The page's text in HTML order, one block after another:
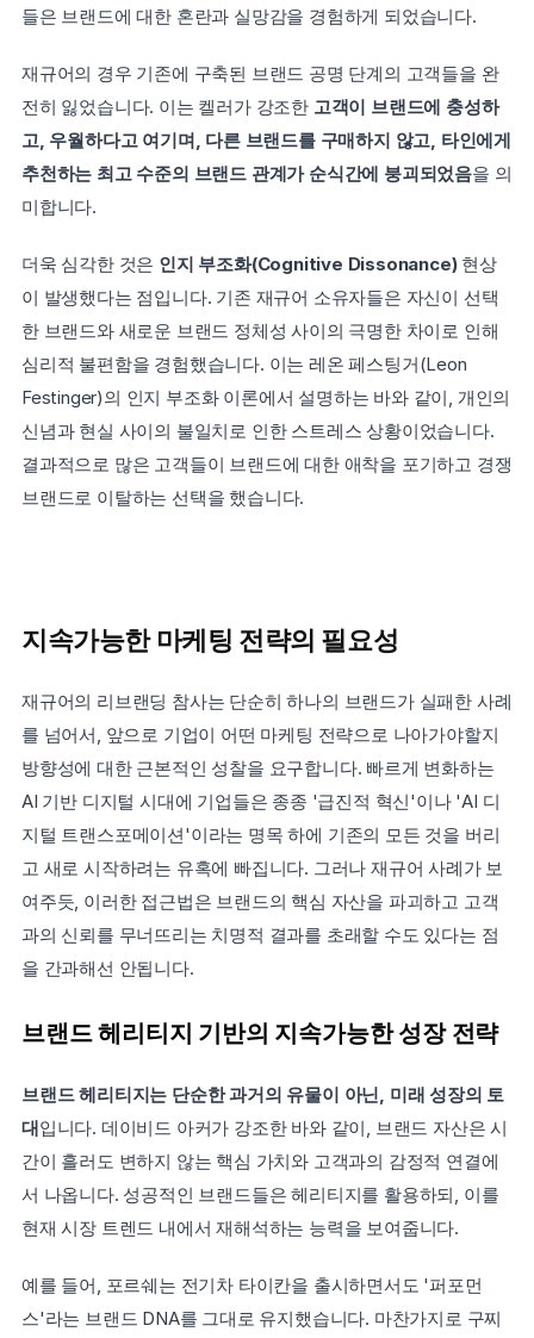
들은 브랜드에 대한 혼란과 실망감을 경험하게 되었습니다.
재규어의 경우 기존에 구축된 브랜드 공명 단계의 고객들을 완
전히 잃었습니다. 이는 켈러가 강조한 고객이 브랜드에 충성하
고, 우월하다고 여기며, 다른 브랜드를 구매하지 않고, 타인에게
추천하는 최고 수준의 브랜드 관계가 순식간에 붕괴되었음을 의
미합니다.
더욱 심각한 것은 인지 부조화(Cognitive Dissonance) 현상
이 발생했다는 점입니다. 기존 재규어 소유자들은 자신이 선택
한 브랜드와 새로운 브랜드 정체성 사이의 극명한 차이로 인해
심리적 불편함을 경험했습니다. 이는 레온 페스팅거(Leon
Festinger)의 인지 부조화 이론에서 설명하는 바와 같이, 개인의
신념과 현실 사이의 불일치로 인한 스트레스 상황이었습니다.
결과적으로 많은 고객들이 브랜드에 대한 애착을 포기하고 경쟁
브랜드로 이탈하는 선택을 했습니다.
지속가능한 마케팅 전략의 필요성
재규어의 리브랜딩 참사는 단순히 하나의 브랜드가 실패한 사례
를 넘어서, 앞으로 기업이 어떤 마케팅 전략으로 나아가야할지
방향성에 대한 근본적인 성찰을 요구합니다. 빠르게 변화하는
AI 기반 디지털 시대에 기업들은 종종 '급진적 혁신'이나 'AI 디
지털 트랜스포메이션'이라는 명목 하에 기존의 모든 것을 버리
고 새로 시작하려는 유혹에 빠집니다. 그러나 재규어 사례가 보
여주듯, 이러한 접근법은 브랜드의 핵심 자산을 파괴하고 고객
과의 신뢰를 무너뜨리는 치명적 결과를 초래할 수도 있다는 점
을 간과해선 안됩니다.
브랜드 헤리티지 기반의 지속가능한 성장 전략
브랜드 헤리티지는 단순한 과거의 유물이 아닌, 미래 성장의 토
대입니다. 데이비드 아커가 강조한 바와 같이, 브랜드 자산은 시
간이 흘러도 변하지 않는 핵심 가치와 고객과의 감정적 연결에
서 나옵니다. 성공적인 브랜드들은 헤리티지를 활용하되, 이를
현재 시장 트렌드 내에서 재해석하는 능력을 보여줍니다.
예를 들어, 포르쉐는 전기차 타이칸을 출시하면서도 '퍼포먼
스'라는 브랜드 DNA를 그대로 유지했습니다. 마찬가지로 구찌